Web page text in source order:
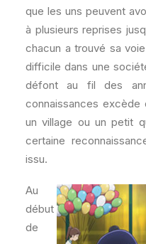
que les uns peuvent
à plusieurs reprises
chacun a trouvé sa
difficile dans une
défont au fil des
connaissances excède
un village ou un petit
certaine
issu.
Au
début
de